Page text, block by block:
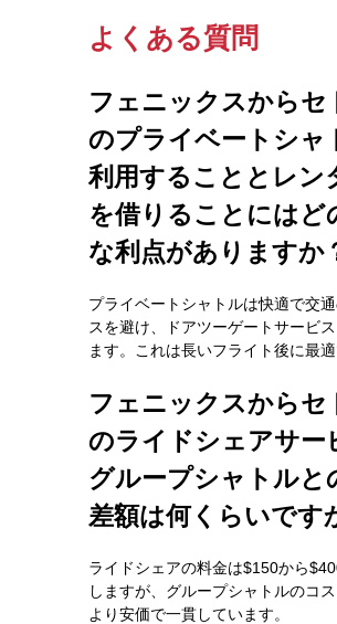
よくある質問
フェニックスからセ
のプライベートシャ
利用することとレン
を借りることにはど
な利点がありますか
プライベートシャトルは快適で交
スを避け、ドアツーゲートサービ
ます。これは長いフライト後に最適
フェニックスからセ
のライドシェアサー
グループシャトルと
差額は何くらいです
ライドシェアの料金は$150から
しますが、グループシャトルのコ
より安価で一貫しています。